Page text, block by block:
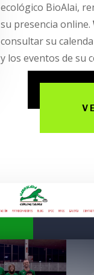
ecológico BioAlai,
su presencia online.
consultar su
y los eventos de su